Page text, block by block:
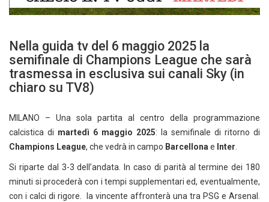
Nella guida tv del 6 maggio 2025 la
semifinale di Champions League che sarà
trasmessa in esclusiva sui canali Sky (in
chiaro su TV8)
MILANO – Una sola partita al centro della programmazione
calcistica di martedì 6 maggio 2025: la semifinale di ritorno di
Champions League, che vedrà in campo Barcellonae Inter.
Si riparte dal 3-3 dell’andata. In caso di parità al termine dei 180
minuti si procederà con i tempi supplementari ed, eventualmente,
con i calci di rigore. la vincente affronterà una tra PSG e Arsenal.